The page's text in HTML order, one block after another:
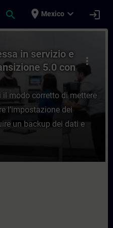
search place Mexico expand_more login
– Messa in
more_vert
in servizio e
5.0 con
il modo corretto di mettere
l’impostazione dei
un backup dei dati e